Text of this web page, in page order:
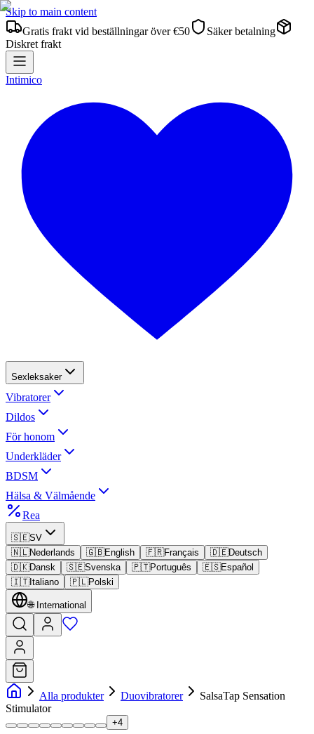
Skip to main content
Gratis frakt vid beställningar över €50
Säker betalning
Diskret frakt
Intimico
Sexleksaker
Vibratorer
Dildos
För honom
Underkläder
BDSM
Hälsa & Välmående
Rea
🇸🇪SV
🇳🇱Nederlands 🇬🇧English 🇫🇷Français 🇩🇪Deutsch
🇩🇰Dansk 🇸🇪Svenska 🇵🇹Português 🇪🇸Español
🇮🇹Italiano 🇵🇱Polski
🌐 International
Alla produkter Duovibratorer
SalsaTap Sensation
Stimulator
+4